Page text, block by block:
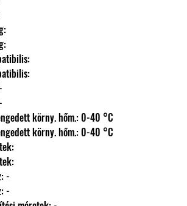
Kompatibilis:
Kompatibilis:
-
-
Megengedett körny. hőm.: 0-40 °C
Megengedett körny. hőm.: 0-40 °C
Méretek:
Méretek:
-
-